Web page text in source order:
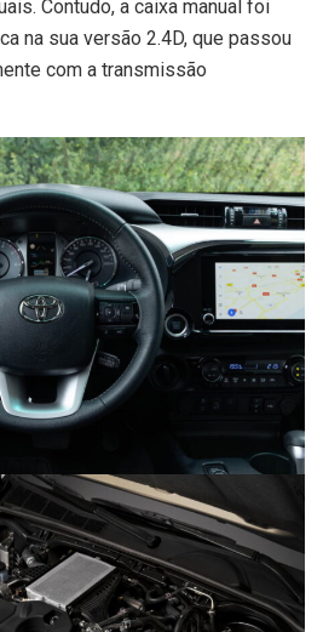
Contudo, a caixa manual foi
na sua versão 2.4D, que passou
com a transmissão